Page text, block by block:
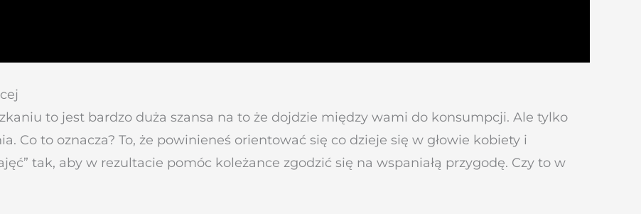
to jest bardzo duża szansa na to że dojdzie między wami do konsumpcji. Ale tylko
Co to oznacza? To, że powinieneś orientować się co dzieje się w głowie kobiety i
tak, aby w rezultacie pomóc koleżance zgodzić się na wspaniałą przygodę. Czy to w